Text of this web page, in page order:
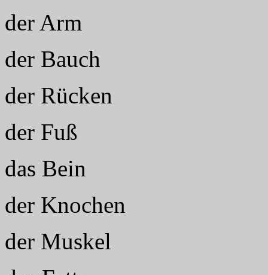
der Arm
der Bauch
der Rücken
der Fuß
das Bein
der Knochen
der Muskel